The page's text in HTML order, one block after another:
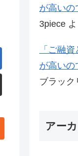
が高いの
3piece
「ご融
が高いの
ブラック
アー